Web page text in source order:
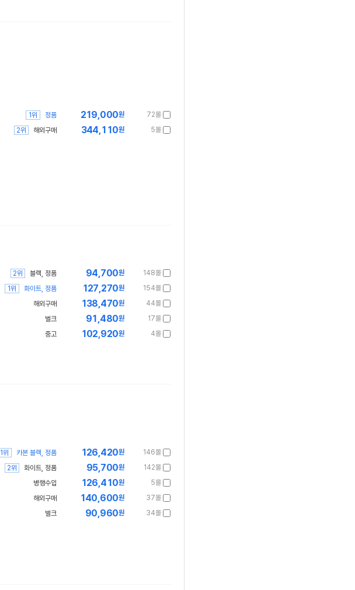
72몰
219,000원
1위
정품
5몰
344,110원
2위 해외구매
148몰
94,700원
2위
블랙, 정품
154몰
127,270원
1위
화이트, 정품
44몰
138,470원
해외구매
17몰
91,480원
벌크
4몰
102,920원
중고
146몰
126,420원
1위
카본 블랙, 정품
142몰
95,700원
2위
화이트, 정품
5몰
126,410원
병행수입
37몰
140,600원
해외구매
34몰
90,960원
벌크